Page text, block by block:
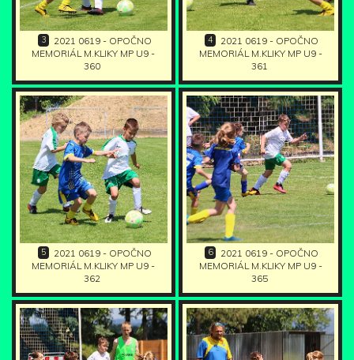
3
2021 0619 - OPOČNO
MEMORIÁL M.KLIKY MP U9 -
360
4
2021 0619 - OPOČNO
MEMORIÁL M.KLIKY MP U9 -
361
5
2021 0619 - OPOČNO
MEMORIÁL M.KLIKY MP U9 -
362
6
2021 0619 - OPOČNO
MEMORIÁL M.KLIKY MP U9 -
365